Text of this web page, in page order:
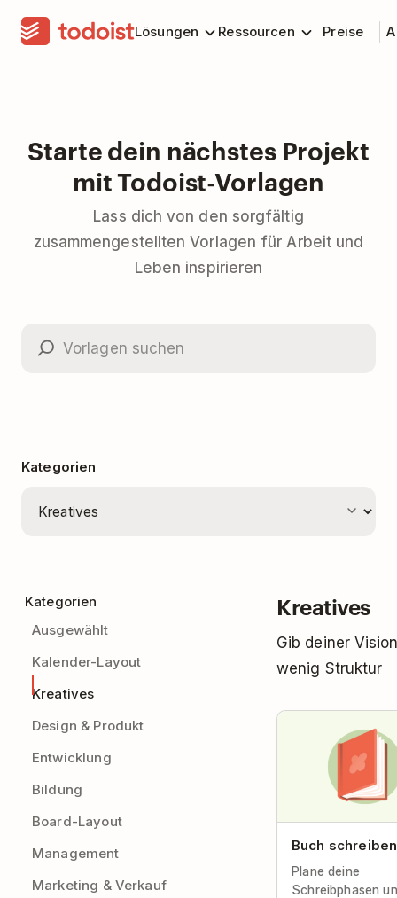
Lösungen Ressourcen Preise
Starte dein nächstes Projekt
mit Todoist-Vorlagen
Lass dich von den sorgfältig
zusammengestellten Vorlagen für Arbeit und
Leben inspirieren
Kategorien
Kategorien
Ausgewählt
Kalender-Layout
Kreatives
Design & Produkt
Entwicklung
Bildung
Board-Layout
Management
Marketing & Verkauf
Kreatives
Gib deiner
wenig Struktur
Buch schreiben
Plane deine
Schreibphasen